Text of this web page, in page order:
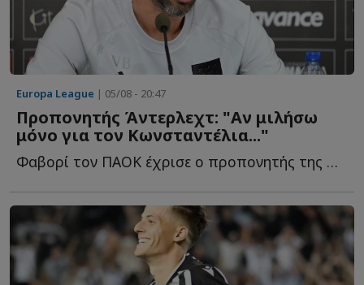
Europa League | 05/08 - 20:47
Προπονητής Άντερλεχτ: "Αν μιλήσω
μόνο για τον Κωνσταντέλια..."
Φαβορί τον ΠΑΟΚ έχρισε ο προπονητής της Άντερλεχτ, Β...